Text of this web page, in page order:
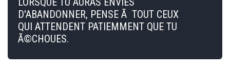
D'ABANDONNER, PENSE Ã TOUT CEUX
QUI ATTENDENT PATIEMMENT QUE TU
Ã©CHOUES.